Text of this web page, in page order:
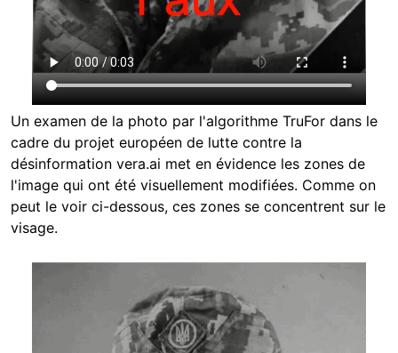
Un examen de la photo par l'algorithme TruFor dans le
cadre du projet européen de lutte contre la
désinformation vera.ai met en évidence les zones de
l'image qui ont été visuellement modifiées. Comme on
peut le voir ci-dessous, ces zones se concentrent sur le
visage.